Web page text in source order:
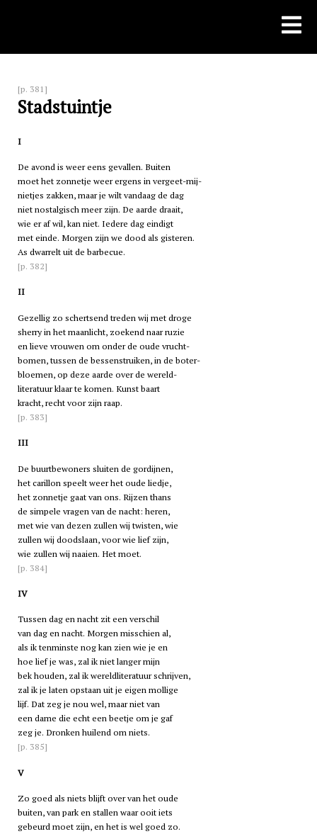
[p. 381]
Stadstuintje
I
De avond is weer eens gevallen. Buiten
moet het zonnetje weer ergens in vergeet-mij-
nietjes zakken, maar je wilt vandaag de dag
niet nostalgisch meer zijn. De aarde draait,
wie er af wil, kan niet. Iedere dag eindigt
met einde. Morgen zijn we dood als gisteren.
As dwarrelt uit de barbecue.
[p. 382]
II
Gezellig zo schertsend treden wij met droge
sherry in het maanlicht, zoekend naar ruzie
en lieve vrouwen om onder de oude vrucht-
bomen, tussen de bessenstruiken, in de boter-
bloemen, op deze aarde over de wereld-
literatuur klaar te komen. Kunst baart
kracht, recht voor zijn raap.
[p. 383]
III
De buurtbewoners sluiten de gordijnen,
het carillon speelt weer het oude liedje,
het zonnetje gaat van ons. Rijzen thans
de simpele vragen van de nacht: heren,
met wie van dezen zullen wij twisten, wie
zullen wij doodslaan, voor wie lief zijn,
wie zullen wij naaien. Het moet.
[p. 384]
IV
Tussen dag en nacht zit een verschil
van dag en nacht. Morgen misschien al,
als ik tenminste nog kan zien wie je en
hoe lief je was, zal ik niet langer mijn
bek houden, zal ik wereldliteratuur schrijven,
zal ik je laten opstaan uit je eigen mollige
lijf. Dat zeg je nou wel, maar niet van
een dame die echt een beetje om je gaf
zeg je. Dronken huilend om niets.
[p. 385]
V
Zo goed als niets blijft over van het oude
buiten, van park en stallen waar ooit iets
gebeurd moet zijn, en het is wel goed zo.